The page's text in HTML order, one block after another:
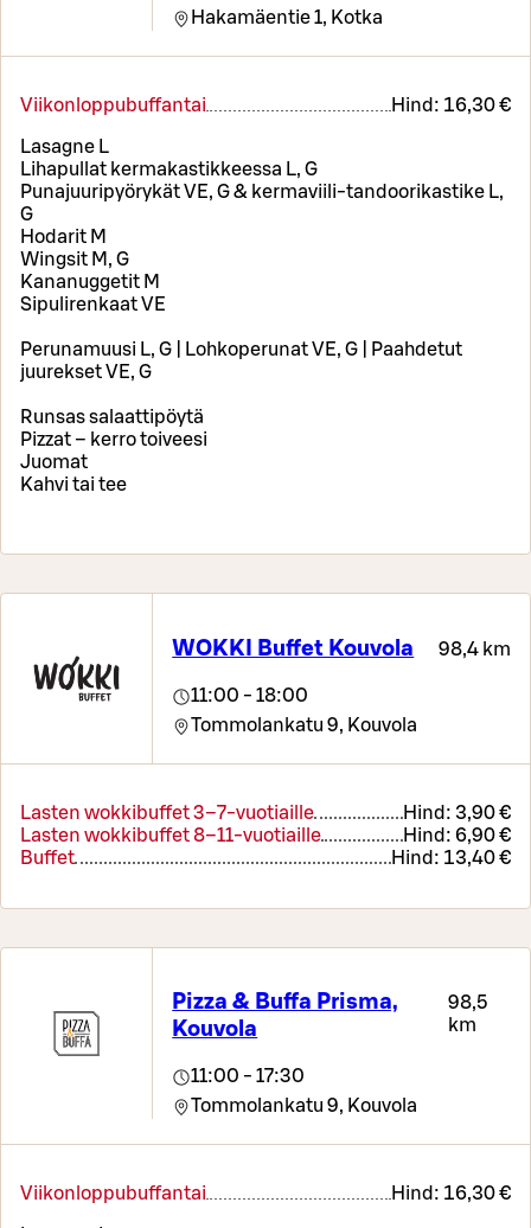
Hakamäentie 1, Kotka
Viikonloppubuffantai Hind: 16,30 €
Lasagne L
Lihapullat kermakastikkeessa L, G
Punajuuripyörykät VE, G & kermaviili-tandoorikastike L,
G
Hodarit M
Wingsit M, G
Kananuggetit M
Sipulirenkaat VE
Perunamuusi L, G | Lohkoperunat VE, G | Paahdetut
juurekset VE, G
Runsas salaattipöytä
Pizzat – kerro toiveesi
Juomat
Kahvi tai tee
WOKKI Buffet Kouvola 98,4 km
11:00 - 18:00
Tommolankatu 9, Kouvola
Lasten wokkibuffet 3–7-vuotiaille Hind: 3,90 €
Lasten wokkibuffet 8–11-vuotiaille
Hind: 6,90 €
Buffet
Hind: 13,40 €
Pizza & Buffa Prisma,
Kouvola
98,5
km
11:00 - 17:30
Tommolankatu 9, Kouvola
Viikonloppubuffantai Hind: 16,30 €